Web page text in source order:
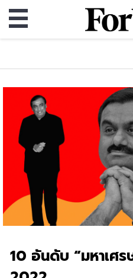
10 อันดับ “มหาเศร